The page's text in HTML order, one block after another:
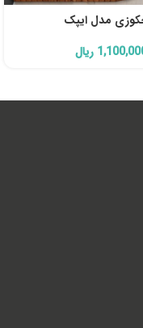
مدل ایپک
ریال